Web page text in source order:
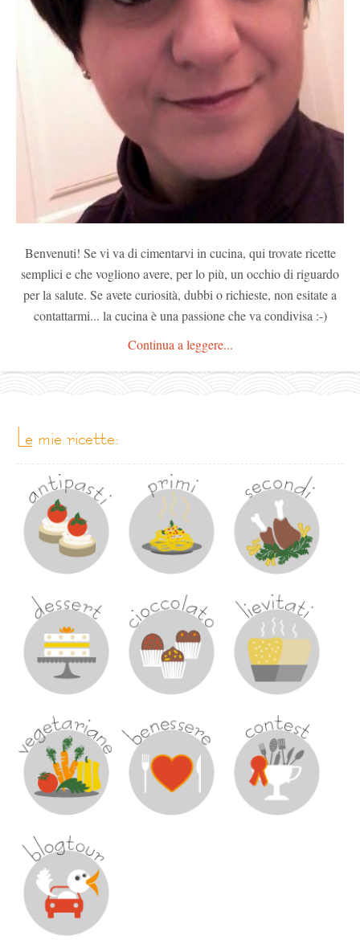
Benvenuti! Se vi va di cimentarvi in cucina, qui trovate ricette
semplici e che vogliono avere, per lo più, un occhio di riguardo
per la salute. Se avete curiosità, dubbi o richieste, non esitate a
contattarmi... la cucina è una passione che va condivisa :-)
Continua a leggere...
le mie ricette: